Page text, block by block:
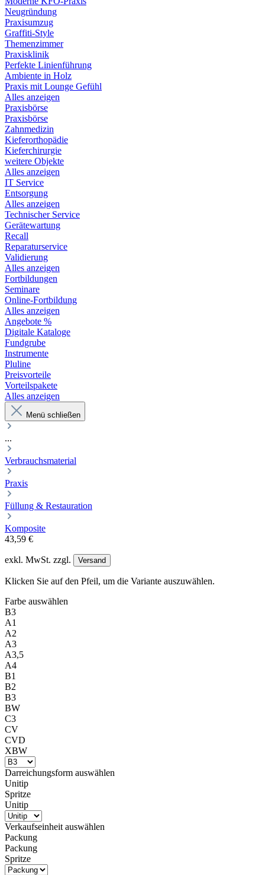
Neugründung
Praxisumzug
Graffiti-Style
Themenzimmer
Praxisklinik
Perfekte Linienführung
Ambiente in Holz
Praxis mit Lounge Gefühl
Alles anzeigen
Praxisbörse
Praxisbörse
Zahnmedizin
Kieferorthopädie
Kieferchirurgie
weitere Objekte
Alles anzeigen
IT Service
Entsorgung
Alles anzeigen
Technischer Service
Gerätewartung
Recall
Reparaturservice
Validierung
Alles anzeigen
Fortbildungen
Seminare
Online-Fortbildung
Alles anzeigen
Angebote %
Digitale Kataloge
Fundgrube
Instrumente
Pluline
Preisvorteile
Vorteilspakete
Alles anzeigen
Menü schließen
...
Verbrauchsmaterial
Praxis
Füllung & Restauration
Komposite
43,59 €
exkl. MwSt. zzgl. Versand
Klicken Sie auf den Pfeil, um die Variante auszuwählen.
Farbe auswählen
B3
A1
A2
A3
A3,5
A4
B1
B2
B3
BW
C3
CV
CVD
XBW
Darreichungsform auswählen
Unitip
Spritze
Unitip
Verkaufseinheit auswählen
Packung
Packung
Spritze